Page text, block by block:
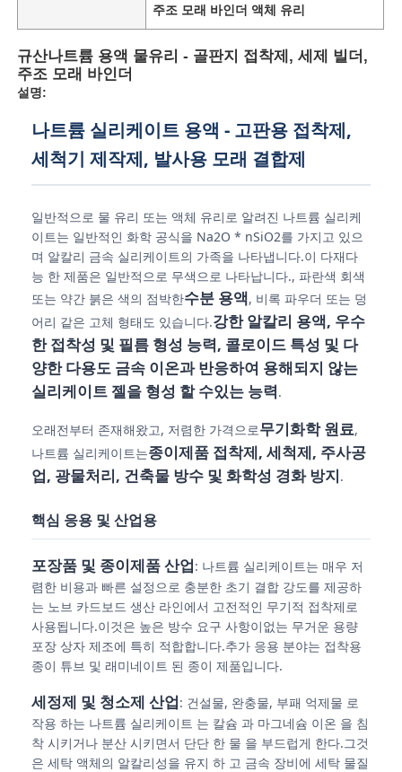
홈
제품 소개
동영상
주조 모래 바인더 액체 유리
규산나트륨 용액 물유리 - 골판지 접착제, 세제 빌더,
주조 모래 바인더
설명:
나트륨 실리케이트 용액 - 고판용 접착제,
세척기 제작제, 발사용 모래 결합제
일반적으로 물 유리 또는 액체 유리로 알려진 나트륨 실리케
이트는 일반적인 화학 공식을 Na2O * nSiO2를 가지고 있으
며 알칼리 금속 실리케이트의 가족을 나타냅니다.이 다재다
능 한 제품은 일반적으로 무색으로 나타납니다., 파란색 회색
또는 약간 붉은 색의 점박한수분 용액, 비록 파우더 또는 덩
어리 같은 고체 형태도 있습니다.강한 알칼리 용액, 우수
한 접착성 및 필름 형성 능력, 콜로이드 특성 및 다
양한 다용도 금속 이온과 반응하여 용해되지 않는
실리케이트 젤을 형성 할 수있는 능력.
오래전부터 존재해왔고, 저렴한 가격으로무기화학 원료,
나트륨 실리케이트는종이제품 접착제, 세척제, 주사공
업, 광물처리, 건축물 방수 및 화학성 경화 방지.
핵심 응용 및 산업용
포장품 및 종이제품 산업: 나트륨 실리케이트는 매우 저
렴한 비용과 빠른 설정으로 충분한 초기 결합 강도를 제공하
는 노브 카드보드 생산 라인에서 고전적인 무기적 접착제로
사용됩니다.이것은 높은 방수 요구 사항이없는 무거운 용량
포장 상자 제조에 특히 적합합니다.추가 응용 분야는 접착용
종이 튜브 및 래미네이트 된 종이 제품입니다.
세정제 및 청소제 산업: 건설물, 완충물, 부패 억제물 로
작용 하는 나트륨 실리케이트 는 칼슘 과 마그네슘 이온 을 침
착 시키거나 분산 시키면서 단단 한 물 을 부드럽게 한다.그것
은 세탁 액체의 알칼리성을 유지 하 고 금속 장비에 세탁 물질